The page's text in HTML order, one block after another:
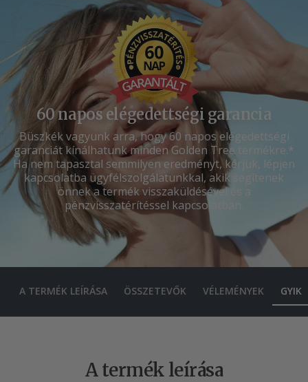
60 napos elégedettségi garancia
Büszkék vagyunk arra, hogy 60 napos elégedettségi
garanciát kínálhatunk minden Golden Tree termékre.*
Ha nem tapasztal semmilyen eredményt, kérjük, lépjen
kapcsolatba ügyfélszolgálatunkkal, akik segítenek
önnek a termék visszaküldésével és a
pénzvisszatérítéssel kapcsolatban.
A TERMÉK LEÍRÁSA ÖSSZETEVŐK VÉLEMÉNYEK GYIK
A termék leírása